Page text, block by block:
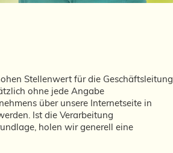
Stellenwert für die Geschäftsleitung
ohne jede Angabe
über unsere Internetseite in
Ist die Verarbeitung
holen wir generell eine